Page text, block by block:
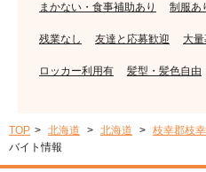
まかない・食事補助あり 制服あ
残業なし 友達と応募歓迎 大
ロッカー利用有 髪型・髪色自由
TOP 北海道 北海道 枝幸郡枝
バイト情報